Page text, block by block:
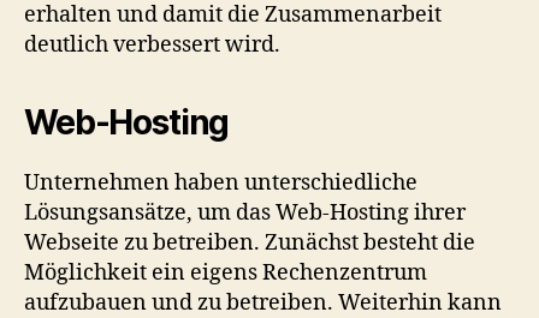
erhalten und damit die Zusammenarbeit
deutlich verbessert wird.
Web-Hosting
Unternehmen haben unterschiedliche
Lösungsansätze, um das Web-Hosting ihrer
Webseite zu betreiben. Zunächst besteht die
Möglichkeit ein eigens Rechenzentrum
aufzubauen und zu betreiben. Weiterhin kann